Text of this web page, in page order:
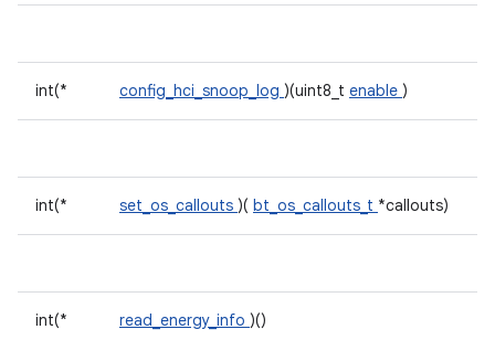
int(* config_hci_snoop_log )(uint8_t enable )
int(* set_os_callouts )( bt_os_callouts_t *callouts)
int(* read_energy_info )()